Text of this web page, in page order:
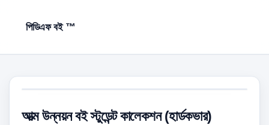
পিডিএফ বই ™
আত্ম উন্নয়ন বই স্টুডেন্ট কালেকশন (হার্ডকভার)